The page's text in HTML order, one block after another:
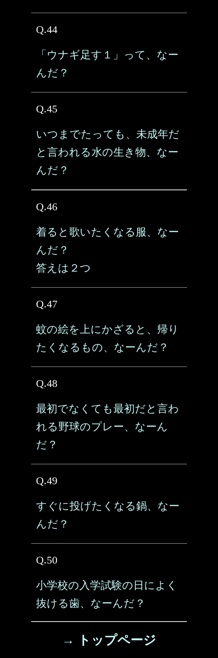
Q.44
「ウナギ足す１」って、なー
んだ？
Q.45
いつまでたっても、未成年だ
と言われる水の生き物、なー
んだ？
Q.46
着ると歌いたくなる服、なー
んだ？
答えは２つ
Q.47
蚊の絵を上にかざると、帰り
たくなるもの、なーんだ？
Q.48
最初でなくても最初だと言わ
れる野球のプレー、なーん
だ？
Q.49
すぐに投げたくなる鍋、なー
んだ？
Q.50
小学校の入学試験の日によく
抜ける歯、なーんだ？
→ トップページ